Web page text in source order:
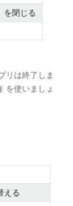
を閉じる
リは終了しま
を使いましょ
える